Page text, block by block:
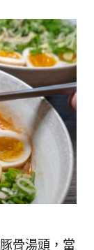
骨湯頭，當